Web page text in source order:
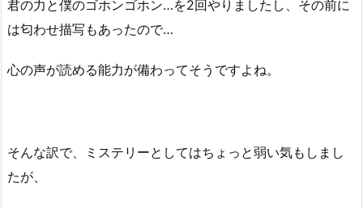
君の力と僕のゴホンゴホン…を2回やりましたし、その前に
は匂わせ描写もあったので…
心の声が読める能力が備わってそうですよね。
そんな訳で、ミステリーとしてはちょっと弱い気もしまし
たが、